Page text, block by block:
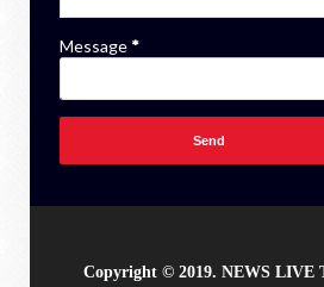
Message *
Copyright © 2019. NEWS LIVE